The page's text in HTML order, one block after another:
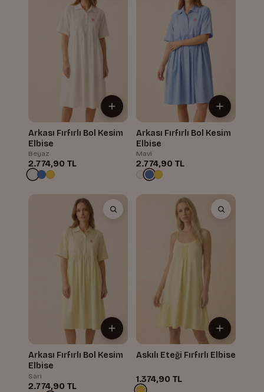
Arkası Fırfırlı Bol Kesim
Elbise
Beyaz
2.774,90 TL
Arkası Fırfırlı Bol Kesim
Elbise
Mavi
2.774,90 TL
Arkası Fırfırlı Bol Kesim
Elbise
Sarı
2.774,90 TL
Askılı Eteği Fırfırlı Elbise
1.374,90 TL